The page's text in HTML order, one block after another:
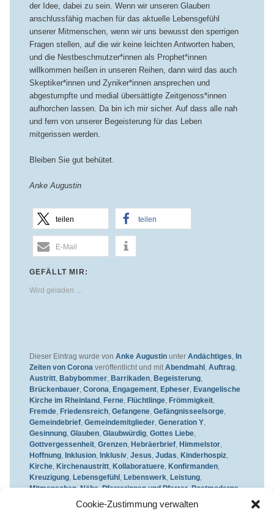
Cookie-Zustimmung verwalten
der Idee, dabei zu sein. Wenn wir unseren Glauben
anschlussfähig machen für das aktuelle Lebensgefühl
unserer Mitmenschen, wenn wir uns bewusst den sperrigen
Fragen stellen, auf die wir keine leichten Antworten haben,
und die Nestbeschmutzer*innen als Prophet*innen
willkommen heißen in unseren Reihen, dann wird das auch
Skeptiker*innen und Zyniker*innen ansprechen und
abgestumpfte und medial übersättigte Zeitgenoss*innen
aufhorchen lassen. Da bin ich mir sicher. Auf dass alle nah
und fern von unserer Begeisterung für das Leben
mitgerissen werden.
Bleiben Sie gut behütet.
Anke Augustin
teilen teilen
E-Mail
GEFÄLLT MIR:
Wird geladen …
Dieser Eintrag wurde von Anke Augustinunter Andächtiges, In
Zeiten von Coronaveröffentlicht und mitAbendmahl , Auftrag,
Austritt, Babybommer, Barrikaden, Begeisterung,
Brückenbauer, Corona, Engagement, Epheser, Evangelische
Kirche im Rheinland , Ferne, Flüchtlinge, Frömmigkeit,
Fremde, Friedensreich, Gefangene, Gefängnisseelsorge,
Gemeindebrief, Gemeindemitglieder, Generation Y,
Gesinnung, Glauben, Glaubwürdig, Gottes Liebe,
Gottvergessenheit, Grenzen, Hebräerbrief, Himmelstor,
Hoffnung, Inklusion, Inklusiv, Jesus, Judas, Kinderhospiz,
Kirche, Kirchenaustritt, Kollaboratuere, Konfirmanden,
Kreuzigung, Lebensgefühl , Lebenswerk, Leistung,
Mitmenschen,Nähe,Pfarrerinnen und Pfarrer,Postmoderne,
Sacharja , Seele Sinn Tageslosung